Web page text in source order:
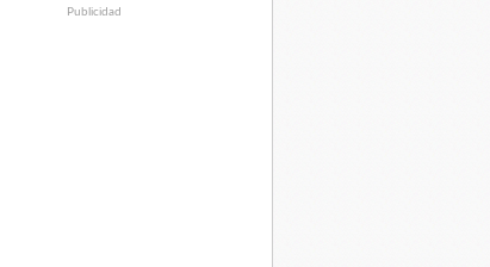
Publicidad